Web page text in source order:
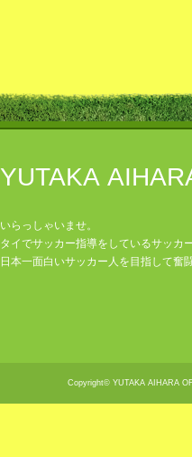
YUTAKA
いらっしゃいませ。
タイでサッカー指導をしているサッカ
日本一面白いサッカー人を目指して奮
Copyright© YUTAKA AIHARA